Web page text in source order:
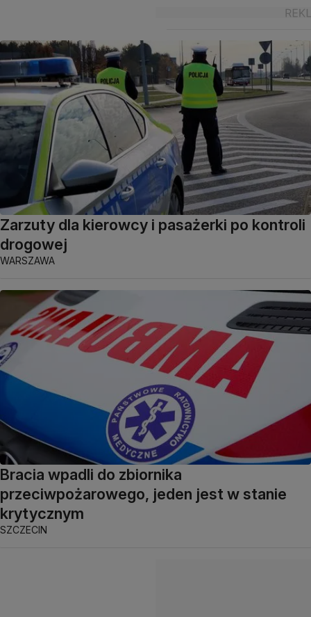
Zarzuty dla kierowcy i pasażerki po kontroli
drogowej
WARSZAWA
Bracia wpadli do zbiornika
przeciwpożarowego, jeden jest w stanie
krytycznym
SZCZECIN